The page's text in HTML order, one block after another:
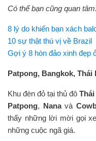
Có thể bạn cũng quan
8 lý do khiến bạn xách
10 sự thật thú vị về Brazil
Gợi ý 8 hòn đảo xinh đẹp
Patpong, Bangkok, Thái
Khu đèn đỏ tại thủ đô
Patpong, Nanavà
thấy những lời mời gọi
những cuộc ngã giá.